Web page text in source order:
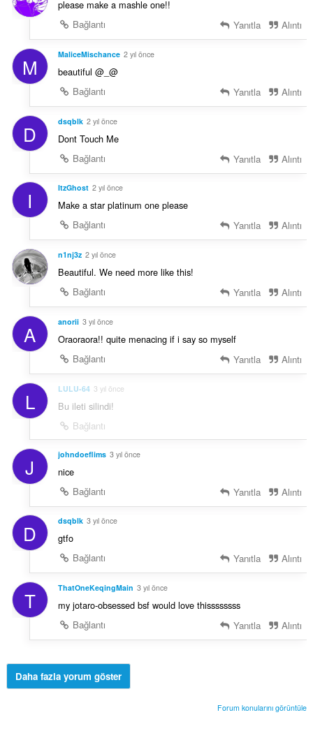
please make a mashle one!!
Bağlantı
Yanıtla Alıntı
M MaliceMischance 2 yıl önce
beautiful @_@
Bağlantı
Yanıtla Alıntı
D dsqblk 2 yıl önce
Dont Touch Me
Bağlantı
Yanıtla Alıntı
I ItzGhost 2 yıl önce
Make a star platinum one please
Bağlantı
Yanıtla Alıntı
n1nj3z 2 yıl önce
Beautiful. We need more like this!
Bağlantı
Yanıtla Alıntı
A anorii 3 yıl önce
Oraoraora!! quite menacing if i say so myself
Bağlantı
Yanıtla Alıntı
L LULU-64 3 yıl önce
Bu ileti silindi!
Bağlantı
J johndoeflims 3 yıl önce
nice
Bağlantı
Yanıtla Alıntı
D dsqblk 3 yıl önce
gtfo
Bağlantı
Yanıtla Alıntı
T ThatOneKeqingMain 3 yıl önce
my jotaro-obsessed bsf would love thissssssss
Bağlantı
Yanıtla Alıntı
Daha fazla yorum göster
Forum konularını görüntüle